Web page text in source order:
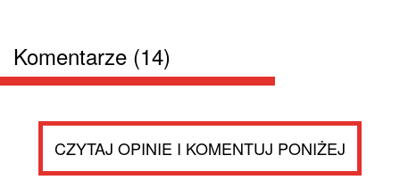
Komentarze (14)
CZYTAJ OPINIE I KOMENTUJ PONIŻEJ